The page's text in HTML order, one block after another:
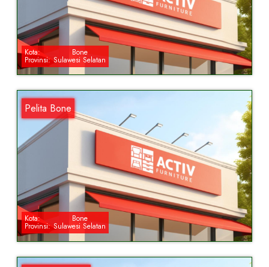
Kota: Bone
Provinsi: Sulawesi Selatan
Pelita Bone
Kota: Bone
Provinsi: Sulawesi Selatan